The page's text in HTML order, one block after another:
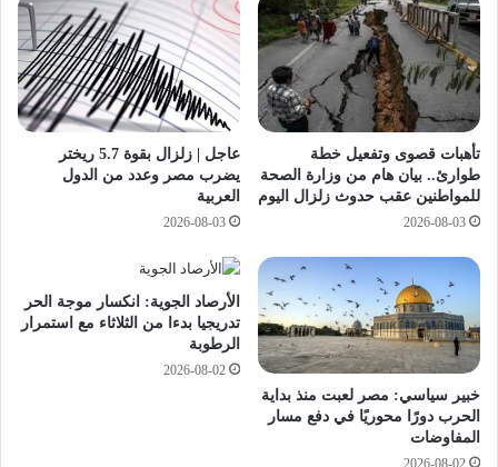
يً
ا
و
1
7
%
ع
ا
م
ا
م
ن
ذ
ب
د
ا
ة
ق
ر
ض
م
و
ي
ل
ل
ط
ي
ن
ا
ل
ا
تأهبات قصوى وتفعيل خطة
طوارئ.. بيان هام من وزارة الصحة
للمواطنين عقب حدوث زلزال اليوم
2026-08-03
عاجل | زلزال بقوة 5.7 ريختر
يضرب مصر وعدد من الدول
العربية
2026-08-03
خبير سياسي: مصر لعبت منذ بداية
الحرب دورًا محوريًا في دفع مسار
المفاوضات
الأرصاد الجوية: انكسار موجة الحر
تدريجيا بدءا من الثلاثاء مع استمرار
الرطوبة
2026-08-02